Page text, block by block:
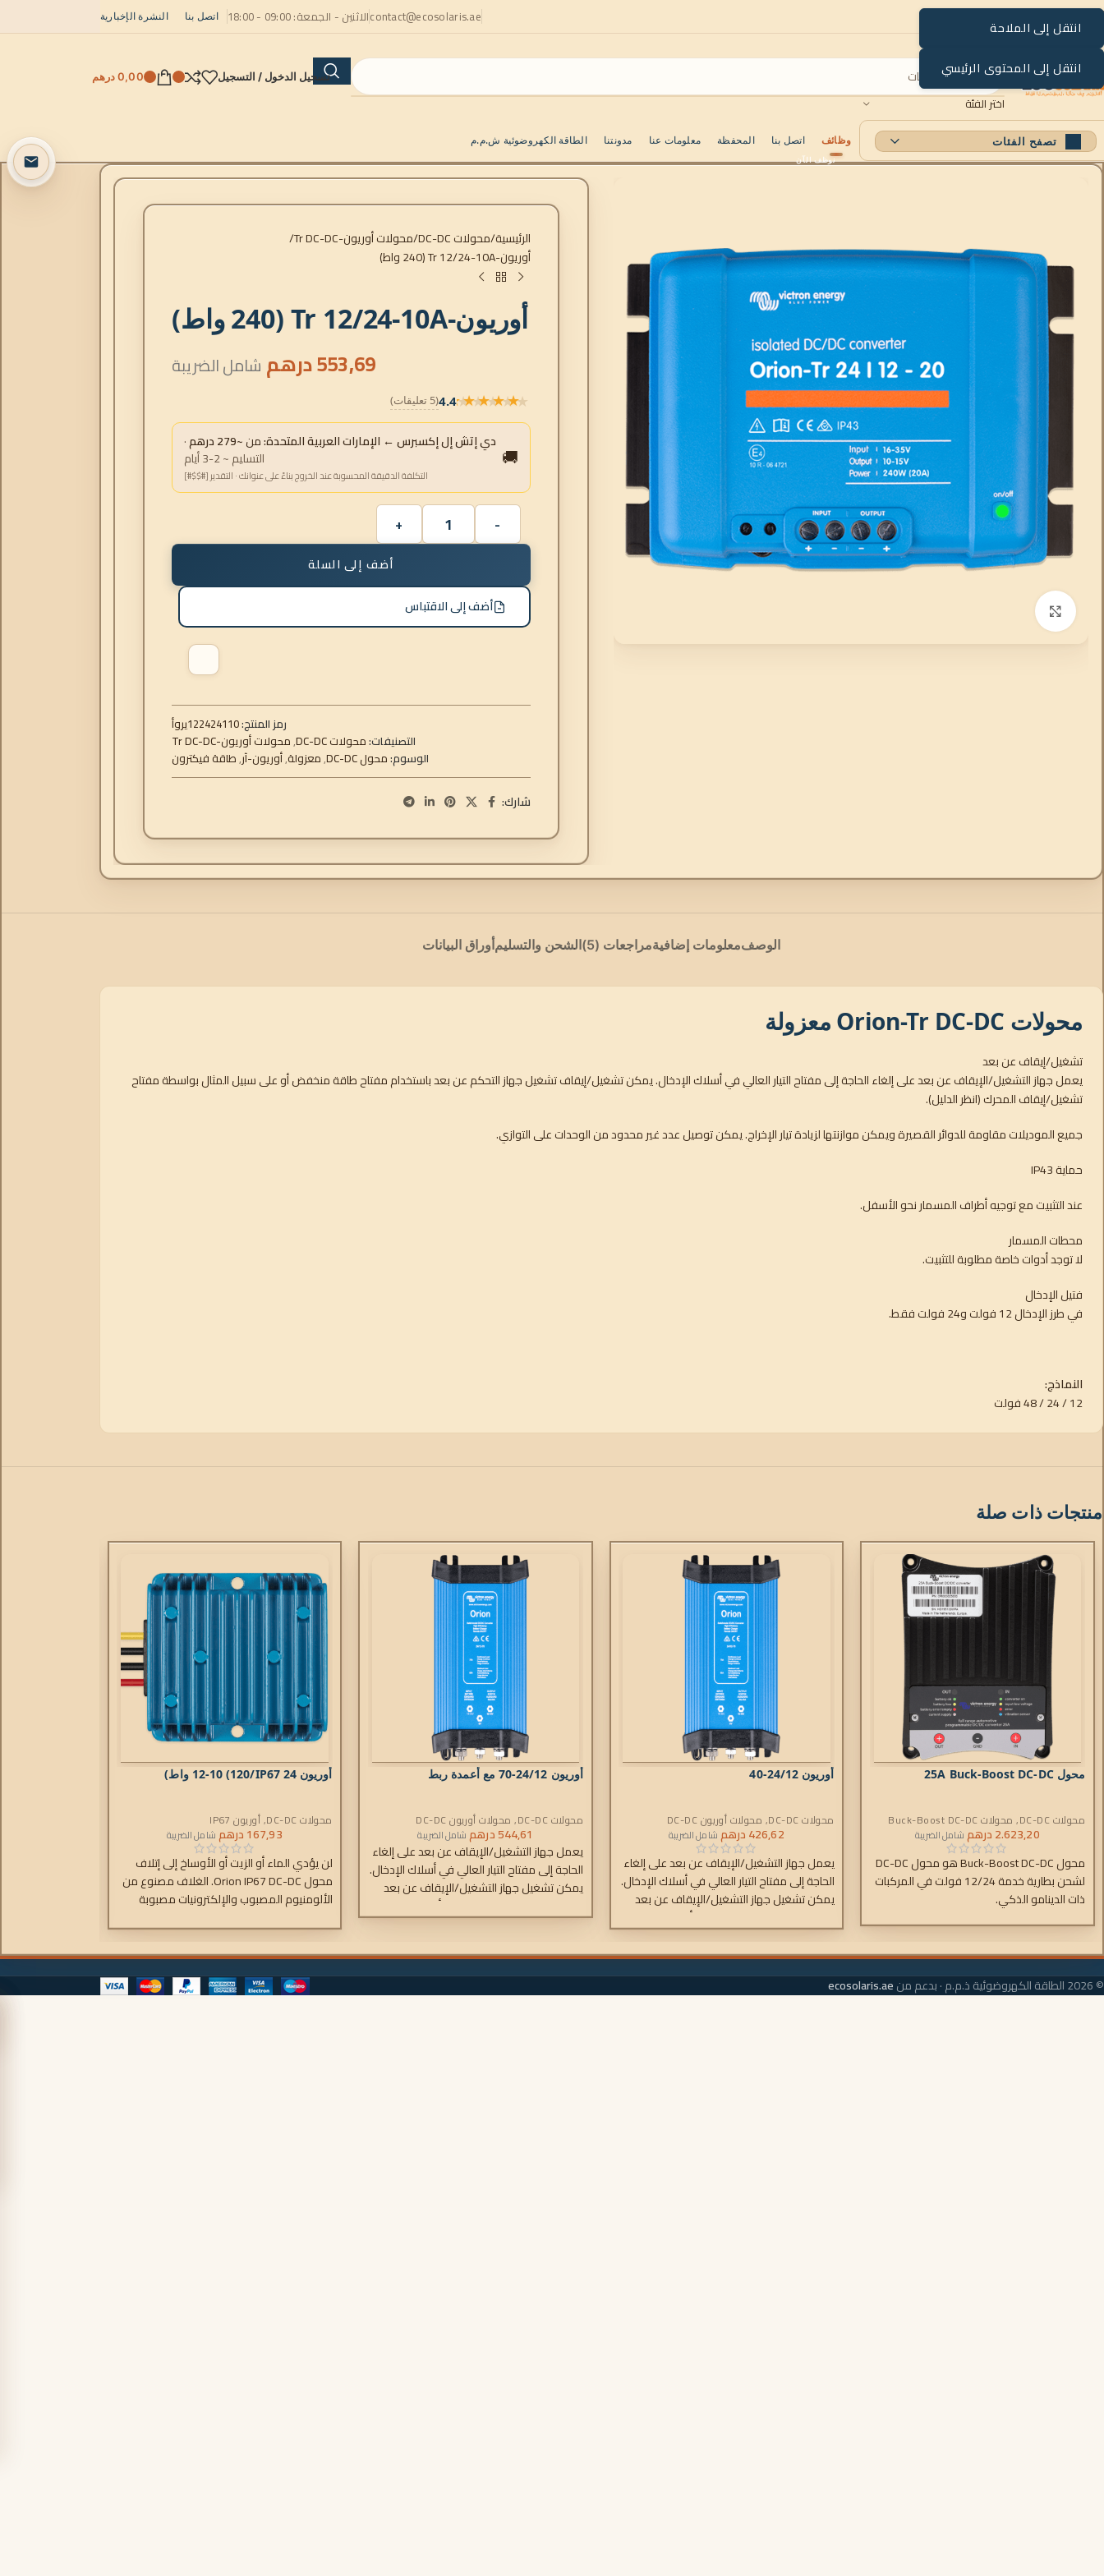
انتقل إلى الملاحة
انتقل إلى المحتوى الرئيسي
contact@ecosolaris.aeالاثنين - الجمعة: 09:00 - 18:00 النشرة الإخبارية اتصل بنا
اختر الفئة
تسجيل الدخول / التسجيل 0,00 درهم
تصفح الفئات الطاقة الكهروضوئية ش.م.م مدونتنا معلومات عنا المحفظة اتصل بنا وظائف
الرئيسية محولات DC-DC
محولات أوريون-Tr DC-DC
أوريون-Tr 12/24-10A (240 واط)
أوريون-Tr 12/24-10A (240 واط)
553,69درهم شامل الضريبة
★★★★★
★★★★★
4.4(5 تعليقات)
🚚
دي إتش إل إكسبرس ← الإمارات العربية المتحدة:من~279 درهم
·
التسليم ~ 2-3 أيام
التكلفة الدقيقة المحسوبة عند الخروج بناءً على عنوانك · التقدير [#$$#]
أضف إلى السلة
أضف إلى الاقتباس
رمز المنتج: أوري122424110
التصنيفات:محولات DC-DC ,محولات أوريون-Tr DC-DC
الوسوم:محول DC-DC ,معزولة,أوريون-آر,طاقة فيكترون
شارك:
الوصفمعلومات إضافيةمراجعات (5) الشحن والتسليمأوراق البيانات
محولات Orion-Tr DC-DC معزولة
تشغيل/إيقاف عن بعد
يعمل جهاز التشغيل/الإيقاف عن بعد على إلغاء الحاجة إلى مفتاح التيار العالي في أسلاك الإدخال. يمكن تشغيل/إيقاف تشغيل جهاز التحكم عن بعد باستخدام مفتاح طاقة منخفض أو على سبيل المثال بواسطة مفتاح
تشغيل/إيقاف المحرك (انظر الدليل).
جميع الموديلات مقاومة للدوائر القصيرة ويمكن موازنتها لزيادة تيار الإخراج. يمكن توصيل عدد غير محدود من الوحدات على التوازي.
حماية IP43
عند التثبيت مع توجيه أطراف المسمار نحو الأسفل.
محطات المسمار
لا توجد أدوات خاصة مطلوبة للتثبيت.
فتيل الإدخال
في طرز الإدخال 12 فولت و24 فولت فقط.
النماذج:
12 / 24 / 48 فولت
منتجات ذات صلة
محول 25A Buck-Boost DC-DC
محولات DC-DC , محولات Buck-Boost DC-DC
2.623,20درهمشامل الضريبة
محول Buck-Boost DC-DC هو محول DC-DC
لشحن بطارية خدمة 12/24 فولت في المركبات
ذات الدينامو الذكي.
أوريون 24/12-40
محولات DC-DC , محولات أوريون DC-DC
426,62درهمشامل الضريبة
يعمل جهاز التشغيل/الإيقاف عن بعد على إلغاء
الحاجة إلى مفتاح التيار العالي في أسلاك الإدخال.
يمكن تشغيل جهاز التشغيل/الإيقاف عن بعد
باستخدام مفتاح طاقة منخفض أو بواسطة
مفتاح تشغيل/إيقاف المحرك.
أوريون 24/12-70 مع أعمدة ربط
محولات DC-DC , محولات أوريون DC-DC
544,61درهم شامل الضريبة
يعمل جهاز التشغيل/الإيقاف عن بعد على إلغاء
الحاجة إلى مفتاح التيار العالي في أسلاك الإدخال.
يمكن تشغيل جهاز التشغيل/الإيقاف عن بعد
باستخدام مفتاح طاقة منخفض أو بواسطة
مفتاح تشغيل/إيقاف المحرك.
أوريون IP67 24/ 12-10 (120 واط)
محولات DC-DC ,أوريون IP67
167,93درهمشامل الضريبة
لن يؤدي الماء أو الزيت أو الأوساخ إلى إتلاف
محول Orion IP67 DC-DC. الغلاف مصنوع من
الألومنيوم المصبوب والإلكترونيات مصبوبة
© 2026 الطاقة الكهروضوئية ذ.م.م · بدعم من ecosolaris.ae